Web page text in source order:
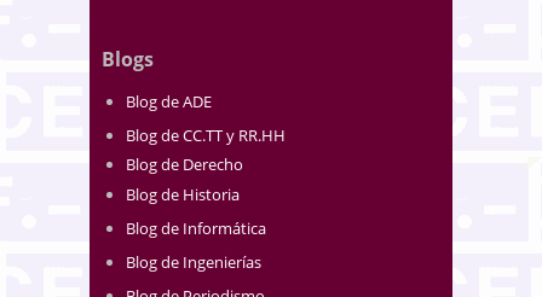
Blogs
Blog de ADE
Blog de CC.TT y RR.HH
Blog de Derecho
Blog de Historia
Blog de Informática
Blog de Ingenierías